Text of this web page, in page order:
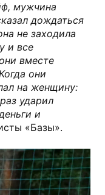
мужчина
дождаться
не заходила
и все
вместе
они
на женщину:
ударил
и
«Базы».